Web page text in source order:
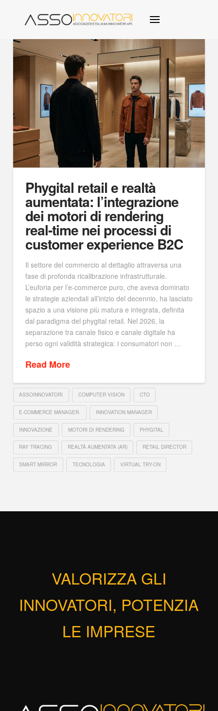
Phygital retail e realtà
aumentata: l’integrazione
dei motori di rendering
real-time nei processi di
customer experience B2C
Il settore del commercio al dettaglio attraversa una
fase di profonda ricalibrazione infrastrutturale.
L’euforia per l’e-commerce puro, che aveva dominato
le strategie aziendali all’inizio del decennio, ha lasciato
spazio a una visione più matura e integrata, definita
dal paradigma del phygital retail. Nel 2026, la
separazione tra canale fisico e canale digitale ha
perso ogni validità strategica: i consumatori non …
Read More
ASSOINNOVATORI COMPUTER VISION CTO
E-COMMERCE MANAGER. INNOVATION MANAGER
INNOVAZIONE MOTORI DI RENDERING PHYGITAL
RAY TRACING REALTÀ AUMENTATA (AR) RETAIL DIRECTOR
SMART MIRROR TECNOLOGIA VIRTUAL TRY-ON
VALORIZZA GLI
INNOVATORI, POTENZIA
LE IMPRESE